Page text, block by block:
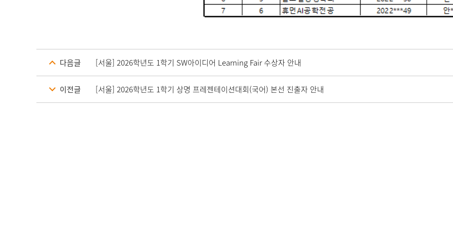
다음글 [서울] 2026학년도 1학기 SW아이디어 Learning Fair 수상자 안내
이전글 [서울] 2026학년도 1학기 상명 프레젠테이션대회(국어) 본선 진출자 안내